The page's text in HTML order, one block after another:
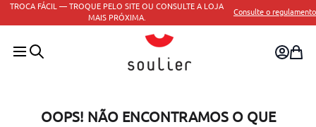
TROCA FÁCIL — TROQUE PELO SITE OU CONSULTE A LOJA
MAIS PRÓXIMA.
Consulte o regulamento
OOPS! NÃO ENCONTRAMOS O QUE